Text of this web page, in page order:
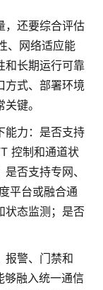
，还要综合评估
、网络适应能
和长期运行可靠
方式、部署环境
键。
能力：是否支持
控制和通道状
否支持专网、
平台或融合通
状态监测；是否
报警、门禁和
够融入统一通信